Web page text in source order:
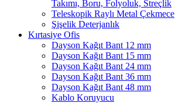
Takımı, Boru, Folyoluk, Streçlik
Teleskopik Raylı Metal Çekmece
Şişelik Deterjanlık
Kırtasiye Ofis
Dayson Kağıt Bant 12 mm
Dayson Kağıt Bant 15 mm
Dayson Kağıt Bant 24 mm
Dayson Kağıt Bant 36 mm
Dayson Kağıt Bant 48 mm
Kablo Koruyucu